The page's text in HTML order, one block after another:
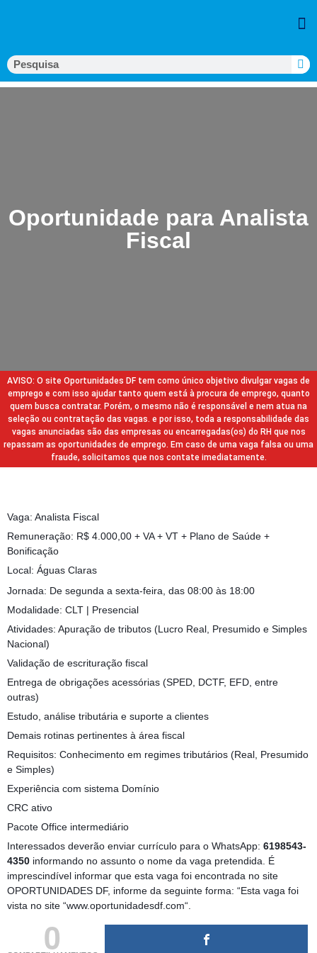
Oportunidade para Analista
Fiscal
AVISO: O site Oportunidades DF tem como único objetivo divulgar vagas de
emprego e com isso ajudar tanto quem está à procura de emprego, quanto
quem busca contratar. Porém, o mesmo não é responsável e nem atua na
seleção ou contratação das vagas. e por isso, toda a responsabilidade das
vagas anunciadas são das empresas ou encarregadas(os) do RH que nos
repassam as oportunidades de emprego. Em caso de uma vaga falsa ou uma
fraude, solicitamos que nos contate imediatamente.
Vaga: Analista Fiscal
Remuneração: R$ 4.000,00 + VA + VT + Plano de Saúde +
Bonificação
Local: Águas Claras
Jornada: De segunda a sexta-feira, das 08:00 às 18:00
Modalidade: CLT | Presencial
Atividades: Apuração de tributos (Lucro Real, Presumido e Simples
Nacional)
Validação de escrituração fiscal
Entrega de obrigações acessórias (SPED, DCTF, EFD, entre
outras)
Estudo, análise tributária e suporte a clientes
Demais rotinas pertinentes à área fiscal
Requisitos: Conhecimento em regimes tributários (Real, Presumido
e Simples)
Experiência com sistema Domínio
CRC ativo
Pacote Office intermediário
Interessados deverão enviar currículo para o WhatsApp: 6198543-
4350 informando no assunto o nome da vaga pretendida. É
imprescindível informar que esta vaga foi encontrada no site
OPORTUNIDADES DF, informe da seguinte forma: “Esta vaga foi
vista no site “www.oportunidadesdf.com“.
0